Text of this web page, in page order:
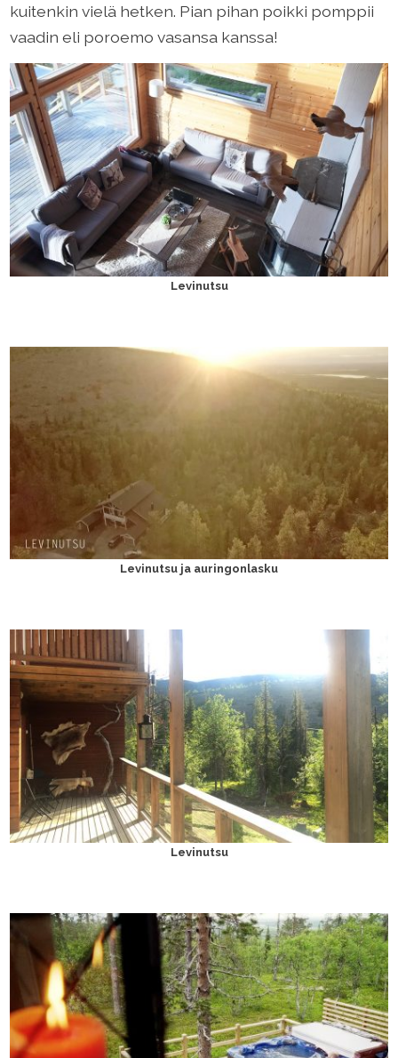
kuitenkin vielä hetken. Pian pihan poikki pomppii
vaadin eli poroemo vasansa kanssa!
Levinutsu
Levinutsu ja auringonlasku
Levinutsu